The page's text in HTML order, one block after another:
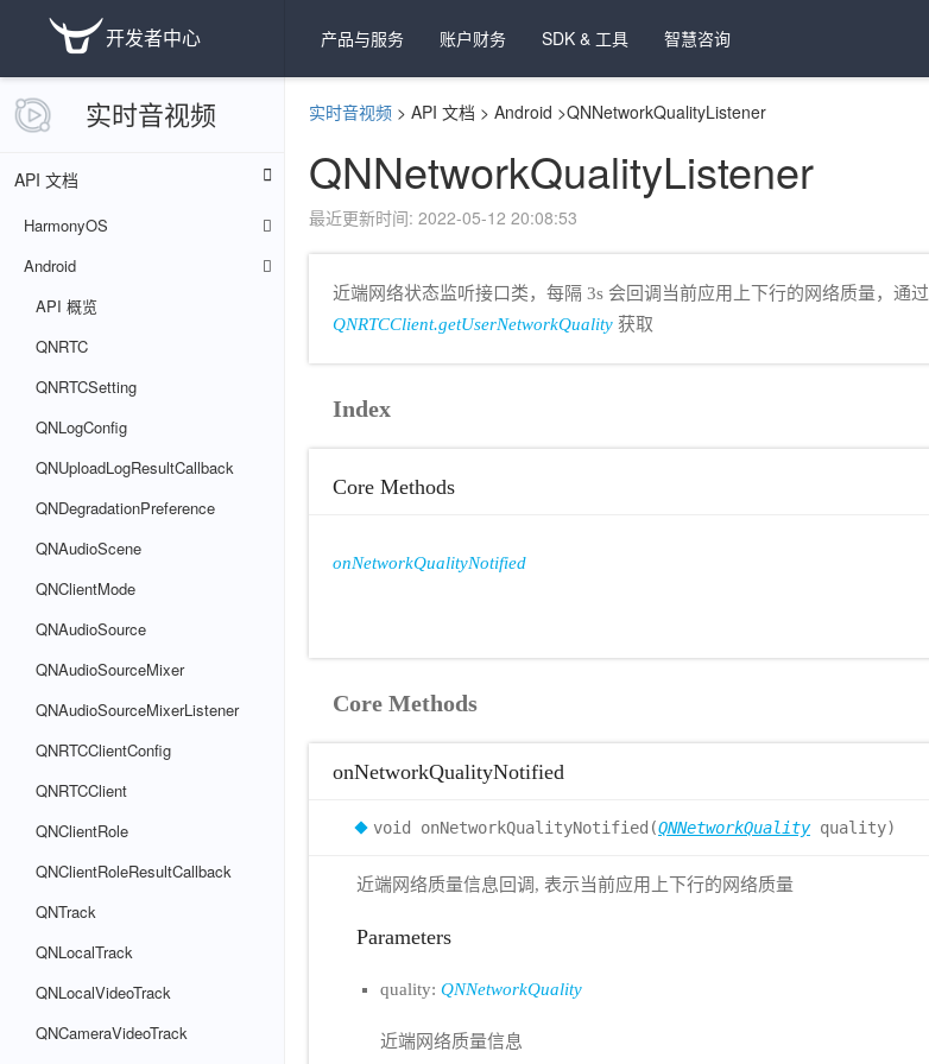
开发者中心 产品与服务 账户财务 SDK & 工具 智慧咨询
实时音视频
API 文档
HarmonyOS
Android
API 概览
QNRTC
QNRTCSetting
QNLogConfig
QNUploadLogResultCallback
QNDegradationPreference
QNAudioScene
QNClientMode
QNAudioSource
QNAudioSourceMixer
QNAudioSourceMixerListener
QNRTCClientConfig
QNRTCClient
QNClientRole
QNClientRoleResultCallback
QNTrack
QNLocalTrack
QNLocalVideoTrack
QNCameraVideoTrack
实时音视频 > API 文档 > Android >QNNetworkQualityListener
QNNetworkQualityListener
最近更新时间: 2022-05-12 20:08:53
近端网络状态监听接口类，每隔 3s 会回调当前应用上下行的网络质量，通过
QNRTCClient.getUserNetworkQuality 获取
Index
Core Methods
onNetworkQualityNotified
Core Methods
onNetworkQualityNotified
void onNetworkQualityNotified(QNNetworkQualityquality)
近端网络质量信息回调, 表示当前应用上下行的网络质量
Parameters
quality: QNNetworkQuality
近端网络质量信息